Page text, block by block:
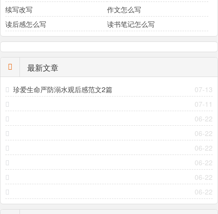
续写改写
作文怎么写
读后感怎么写
读书笔记怎么写
最新文章
07-13
珍爱生命严防溺水观后感范文2篇
07-11
06-22
06-22
06-22
06-22
06-22
06-22